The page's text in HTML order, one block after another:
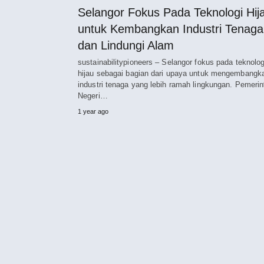
Selangor Fokus Pada Teknologi
untuk Kembangkan Industri Tenaga
dan Lindungi Alam
sustainabilitypioneers – Selangor fokus pada
hijau sebagai bagian dari upaya untuk
industri tenaga yang lebih ramah lingkungan.
Negeri…
1 year ago